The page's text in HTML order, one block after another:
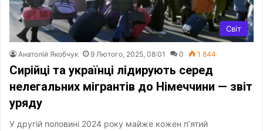
Світ
Анатолій Якобчук 9 Лютого, 2025, 08:01 0 1 844
Сирійці та українці лідирують серед
нелегальних мігрантів до Німеччини — звіт
уряду
У другій половині 2024 року майже кожен п’ятий